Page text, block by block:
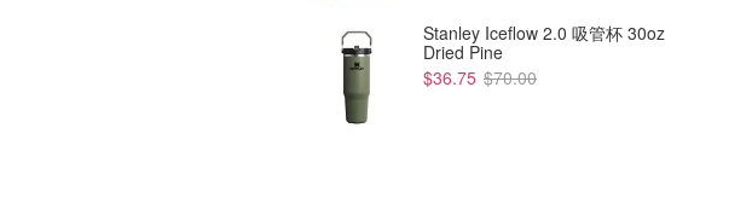
Stanley Iceflow 2.0 吸管杯 30oz
Dried Pine
$36.75 $70.00